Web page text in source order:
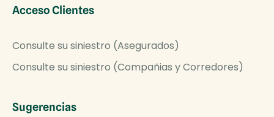
Acceso Clientes
Consulte su siniestro (Asegurados)
Consulte su siniestro (Compañias y Corredores)
Sugerencias